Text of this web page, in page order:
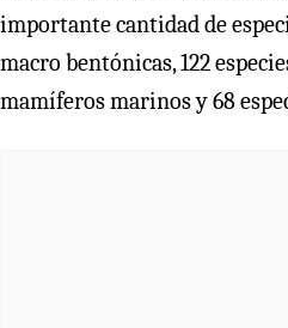
importante cantidad de
macro bentónicas, 122
mamíferos marinos y 68